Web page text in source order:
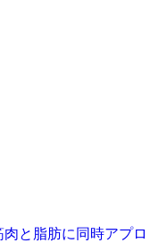
と脂肪に同時アプロ